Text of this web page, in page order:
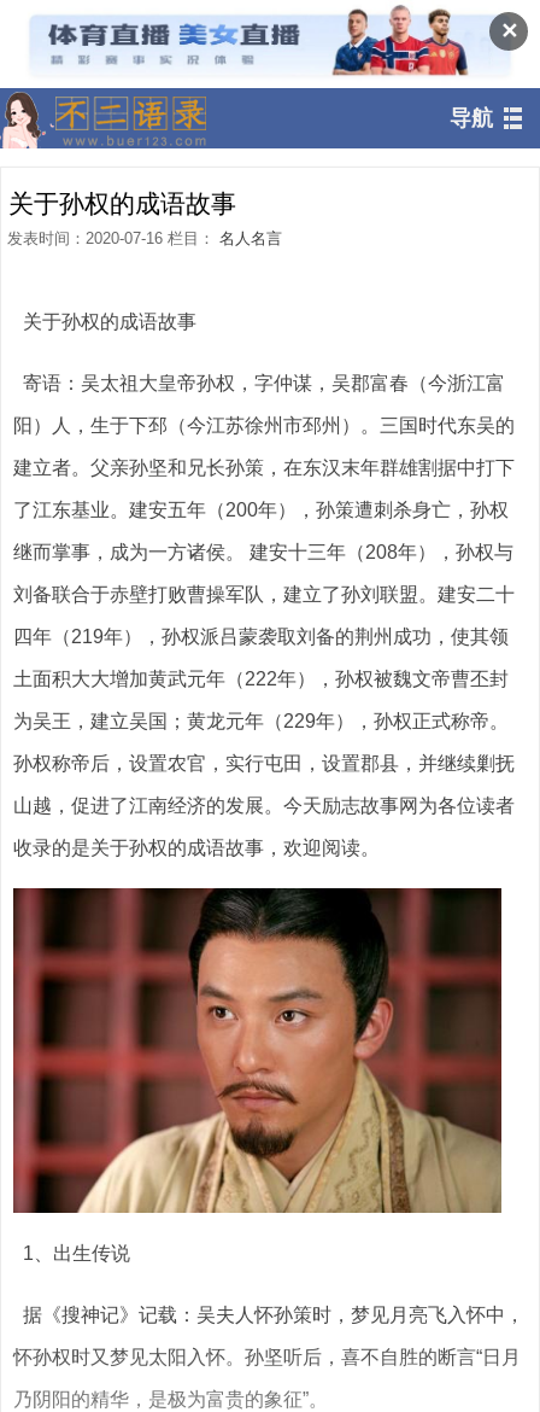
✕
导航
关于孙权的成语故事
发表时间：2020-07-16 栏目： 名人名言
关于孙权的成语故事
寄语：吴太祖大皇帝孙权，字仲谋，吴郡富春（今浙江富
阳）人，生于下邳（今江苏徐州市邳州）。三国时代东吴的
建立者。父亲孙坚和兄长孙策，在东汉末年群雄割据中打下
了江东基业。建安五年（200年），孙策遭刺杀身亡，孙权
继而掌事，成为一方诸侯。 建安十三年（208年），孙权与
刘备联合于赤壁打败曹操军队，建立了孙刘联盟。建安二十
四年（219年），孙权派吕蒙袭取刘备的荆州成功，使其领
土面积大大增加黄武元年（222年），孙权被魏文帝曹丕封
为吴王，建立吴国；黄龙元年（229年），孙权正式称帝。
孙权称帝后，设置农官，实行屯田，设置郡县，并继续剿抚
山越，促进了江南经济的发展。今天励志故事网为各位读者
收录的是关于孙权的成语故事，欢迎阅读。
1、出生传说
据《搜神记》记载：吴夫人怀孙策时，梦见月亮飞入怀中，
怀孙权时又梦见太阳入怀。孙坚听后，喜不自胜的断言“日月
乃阴阳的精华，是极为富贵的象征”。